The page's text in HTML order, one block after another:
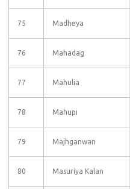
75 Madheya
76 Mahadag
77 Mahulia
78 Mahupi
79 Majhganwan
80 Masuriya Kalan